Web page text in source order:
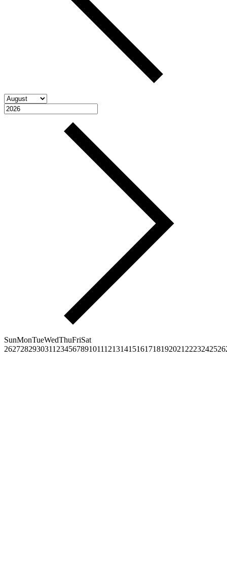
SunMonTueWedThuFriSat
2627282930311 23456789101112131415161718192021 2223242526